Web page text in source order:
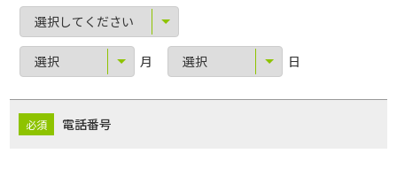
月 日
電話番号